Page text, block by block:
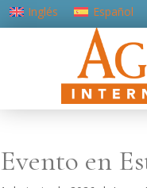
Inglés Español
Evento en